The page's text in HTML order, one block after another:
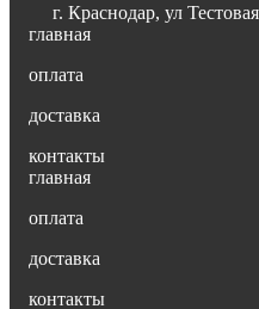
г. Краснодар, ул
главная
оплата
доставка
контакты
главная
оплата
доставка
контакты